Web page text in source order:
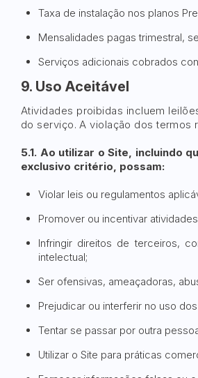
Taxa de instalação nos planos
Mensalidades pagas trimestral,
Serviços adicionais cobrados
9. Uso Aceitável
Atividades proibidas incluem
do serviço. A violação dos termos
5.1. Ao utilizar o Site, incluindo
exclusivo critério, possam:
Violar leis ou regulamentos
Promover ou incentivar
Infringir direitos de terceiros,
intelectual;
Ser ofensivas, ameaçadoras,
Prejudicar ou interferir no uso
Tentar se passar por outra
Utilizar o Site para práticas